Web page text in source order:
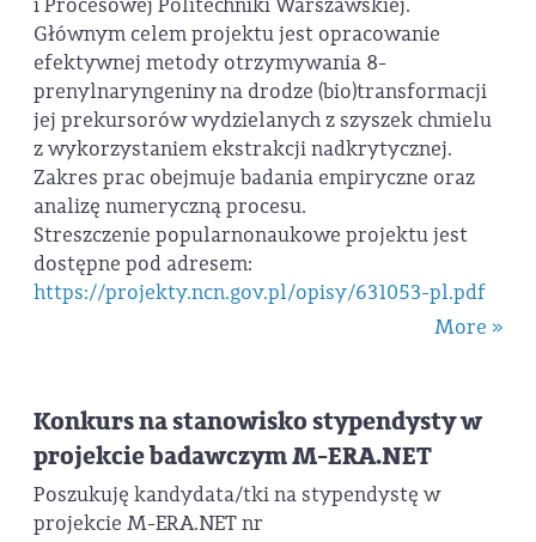
Głównym celem projektu jest opracowanie
efektywnej metody otrzymywania 8-
prenylnaryngeniny na drodze (bio)transformacji
jej prekursorów wydzielanych z szyszek chmielu
z wykorzystaniem ekstrakcji nadkrytycznej.
Zakres prac obejmuje badania empiryczne oraz
analizę numeryczną procesu.
Streszczenie popularnonaukowe projektu jest
dostępne pod adresem:
https://projekty.ncn.gov.pl/opisy/631053-pl.pdf
More »
Konkurs na stanowisko stypendysty w
projekcie badawczym M-ERA.NET
Poszukuję kandydata/tki na stypendystę w
projekcie M-ERA.NET nr